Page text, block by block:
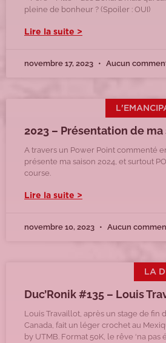
pleine de bonheur ? (Spoiler : OUI)
Lire la suite >
novembre 17, 2023 Aucun
2023 – Présentation de ma
A travers un Power Point commenté
présente ma saison 2024, et surtout
course.
Lire la suite >
novembre 10, 2023 Aucun
LA
Duc’Ronik #135 – Louis
Louis Travaillot, après un stage de fin
Canada, fait un léger crochet au
by UTMB. Format 50K, le rêve ‘na pas